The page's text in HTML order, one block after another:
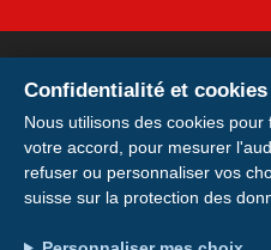
Confidentialité et cookies
Nous utilisons des cookies
votre accord, pour mesurer
refuser ou personnaliser vos
suisse sur la protection des
Votre licence sur
smartphone